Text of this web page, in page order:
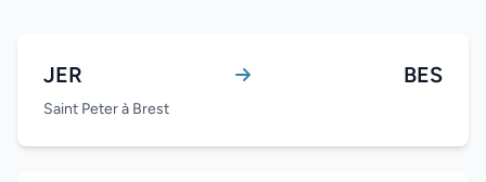
JER BES
Saint Peter à Brest